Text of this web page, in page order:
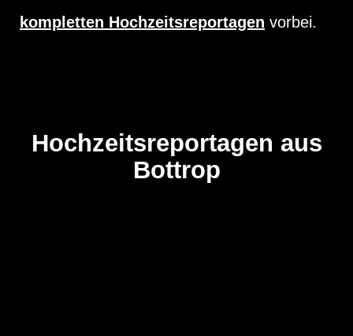
kompletten Hochzeitsreportagen vorbei.
Hochzeitsreportagen aus
Bottrop